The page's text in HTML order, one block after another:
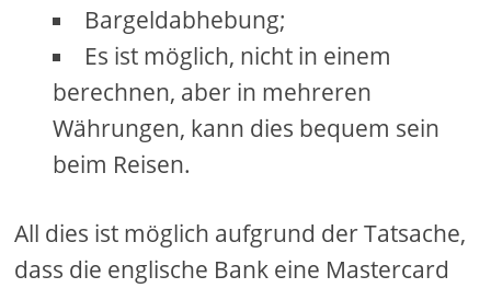
Bargeldabhebung;
Es ist möglich, nicht in einem
berechnen, aber in mehreren
Währungen, kann dies bequem sein
beim Reisen.
All dies ist möglich aufgrund der Tatsache,
dass die englische Bank eine Mastercard